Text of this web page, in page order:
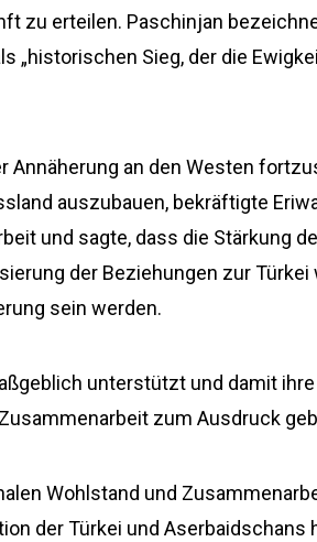
zu erteilen. Paschinjan
„historischen Sieg, der die
Annäherung an den Westen
auszubauen, bekräftigte
und sagte, dass die Stärkung
der Beziehungen zur Türkei
sein werden.
unterstützt und damit
zum Ausdruck
Wohlstand und
der Türkei und Aserbaidschans